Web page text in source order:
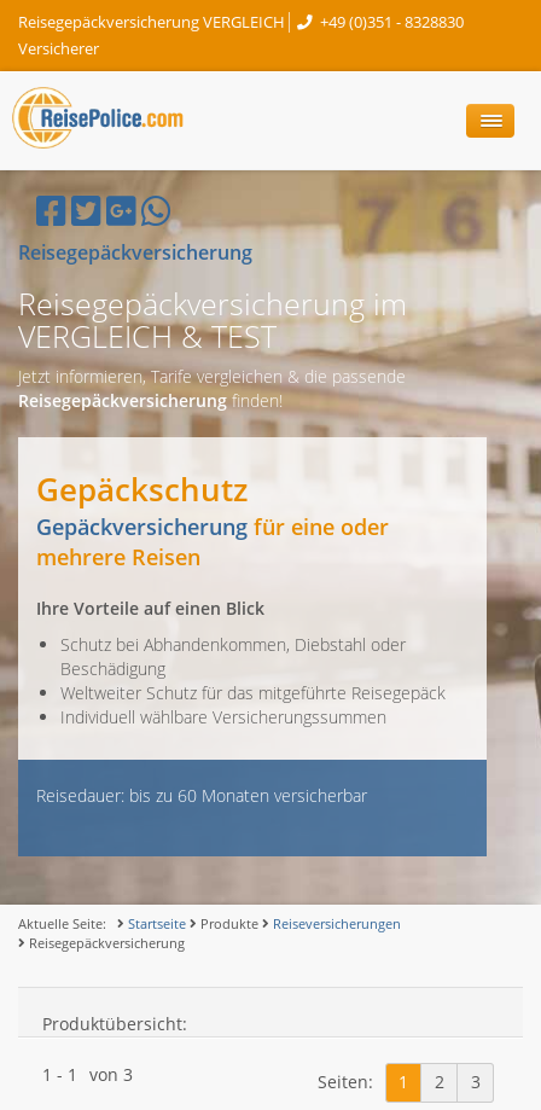
Reisegepäckversicherung VERGLEICH
+49 (0)351 - 8328830
Versicherer
Reisegepäckversicherung
Reisegepäckversicherung im
VERGLEICH & TEST
Jetzt informieren, Tarife vergleichen & die passende
Reisegepäckversicherung finden!
Gepäckschutz
Gepäckversicherung für eine oder
mehrere Reisen
Ihre Vorteile auf einen Blick
Schutz bei Abhandenkommen, Diebstahl oder
Beschädigung
Weltweiter Schutz für das mitgeführte Reisegepäck
Individuell wählbare Versicherungssummen
Reisedauer: bis zu 60 Monaten versicherbar
Aktuelle Seite: Startseite Produkte
Reiseversicherungen
Reisegepäckversicherung
Produktübersicht:
1 - 1 von 3 Seiten: 1 2 3